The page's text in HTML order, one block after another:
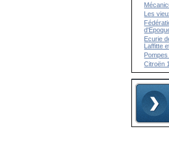
Les
Ecurie
Laffitte
Citroën